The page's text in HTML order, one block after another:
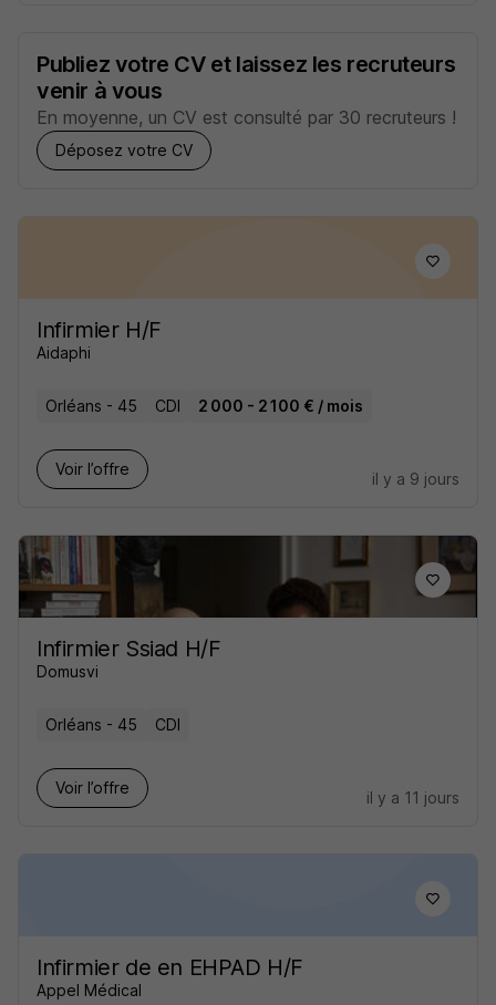
Publiez votre CV et laissez les recruteurs
venir à vous
En moyenne, un CV est consulté par 30 recruteurs !
Déposez votre CV
Infirmier H/F
Aidaphi
Orléans - 45 CDI 2 000 - 2 100 € / mois
Voir l’offre
il y a 9 jours
Infirmier Ssiad H/F
Domusvi
Orléans - 45 CDI
Voir l’offre
il y a 11 jours
Infirmier de en EHPAD H/F
Appel Médical